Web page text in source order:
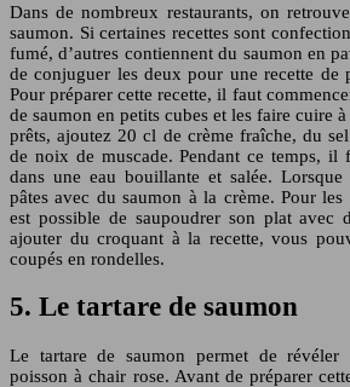
Dans de nombreux restaurants, on
saumon. Si certaines recettes sont
fumé, d’autres contiennent du saumon en
de conjuguer les deux pour une recette de
Pour préparer cette recette, il faut
de saumon en petits cubes et les faire cuire
prêts, ajoutez 20 cl de crème fraîche, du
de noix de muscade. Pendant ce temps, il
dans une eau bouillante et salée. Lorsque
pâtes avec du saumon à la crème. Pour
est possible de saupoudrer son plat avec
ajouter du croquant à la recette, vous
coupés en rondelles.
5. Le tartare de saumon
Le tartare de saumon permet de révéler
poisson à chair rose. Avant de préparer